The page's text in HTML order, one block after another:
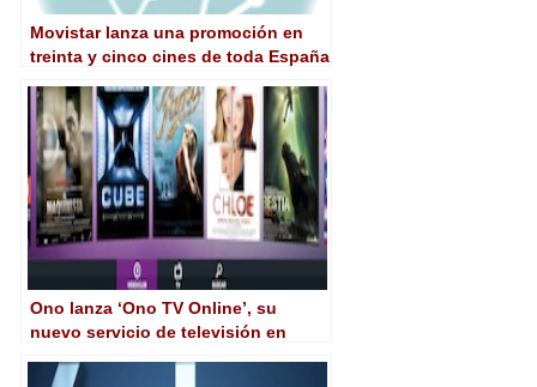
Movistar lanza una promoción en
treinta y cinco cines de toda España
Ono lanza ‘Ono TV Online’, su
nuevo servicio de televisión en